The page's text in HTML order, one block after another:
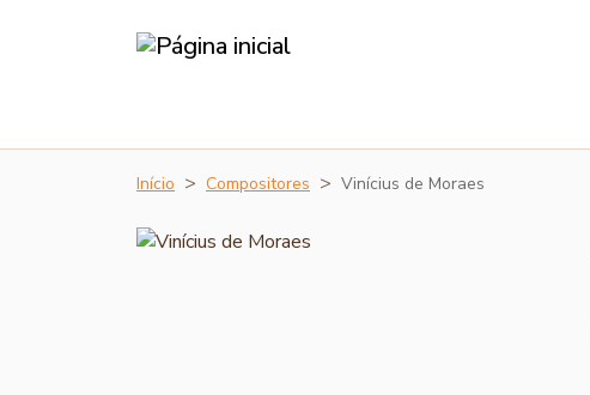
Início Compositores Vinícius de Moraes